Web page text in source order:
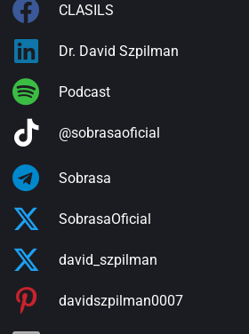
CLASILS
Dr. David Szpilman
Podcast
@sobrasaoficial
Sobrasa
SobrasaOficial
david_szpilman
davidszpilman0007